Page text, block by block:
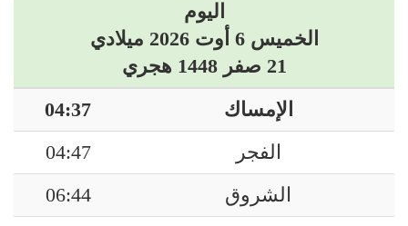
اليوم
الخميس 6 أوت 2026 ميلادي
21 صفر 1448 هجري
الإمساك
04:37
الفجر
04:47
الشروق
06:44